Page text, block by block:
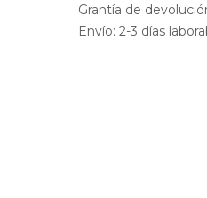
Grantía de
Envío: 2-3 días